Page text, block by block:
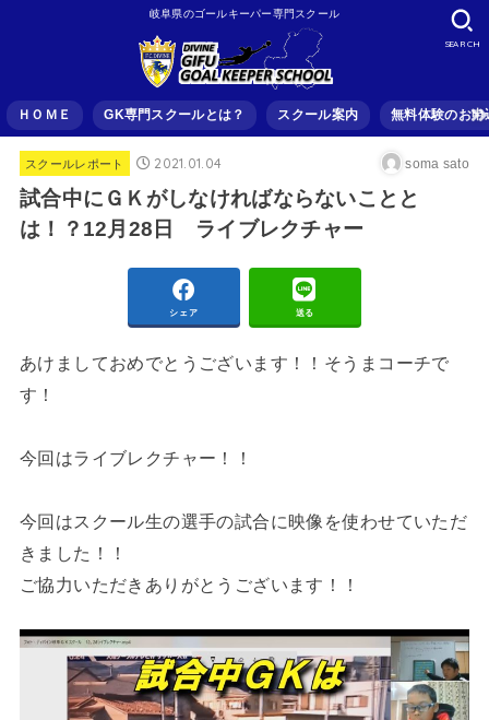
岐阜県のゴールキーパー専門スクール
ＨＯＭＥ GK専門スクールとは？ スクール案内 無料体験のお申
SEARCH
スクールレポート 2021.01.04 soma sato
試合中にＧＫがしなければならないことと
は！？12月28日 ライブレクチャー
シェア 送る
あけましておめでとうございます！！そうまコーチで
す！
今回はライブレクチャー！！
今回はスクール生の選手の試合に映像を使わせていただ
きました！！
ご協力いただきありがとうございます！！